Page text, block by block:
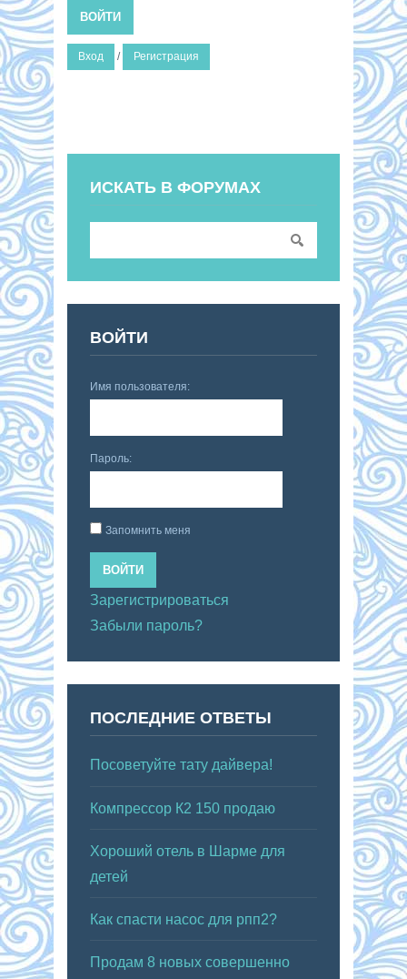
ВОЙТИ
Вход / Регистрация
ИСКАТЬ В ФОРУМАХ
ВОЙТИ
Имя пользователя:
Пароль:
Запомнить меня
ВОЙТИ
Зарегистрироваться
Забыли пароль?
ПОСЛЕДНИЕ ОТВЕТЫ
Посоветуйте тату дайвера!
Компрессор К2 150 продаю
Хороший отель в Шарме для
детей
Как спасти насос для рпп2?
Продам 8 новых совершенно